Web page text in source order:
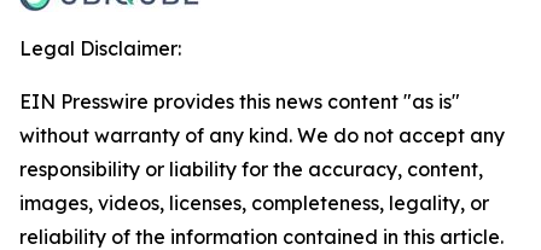
Legal Disclaimer:
EIN Presswire provides this news content "as is"
without warranty of any kind. We do not accept any
responsibility or liability for the accuracy, content,
images, videos, licenses, completeness, legality, or
reliability of the information contained in this article.